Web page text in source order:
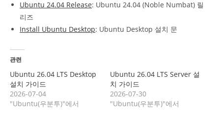
Ubuntu 24.04 Release: Ubuntu 24.04 (Noble Numbat) 릴
리즈
Install Ubuntu Desktop: Ubuntu Desktop 설치 문
관련
Ubuntu 26.04 LTS Desktop
설치 가이드
2026-07-04
"Ubuntu(우분투)"에서
Ubuntu 26.04 LTS Server 설
치 가이드
2026-07-30
"Ubuntu(우분투)"에서